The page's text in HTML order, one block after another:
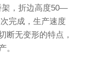
架，折边高度50—
完成，生产速度
断无变形的特点，
。